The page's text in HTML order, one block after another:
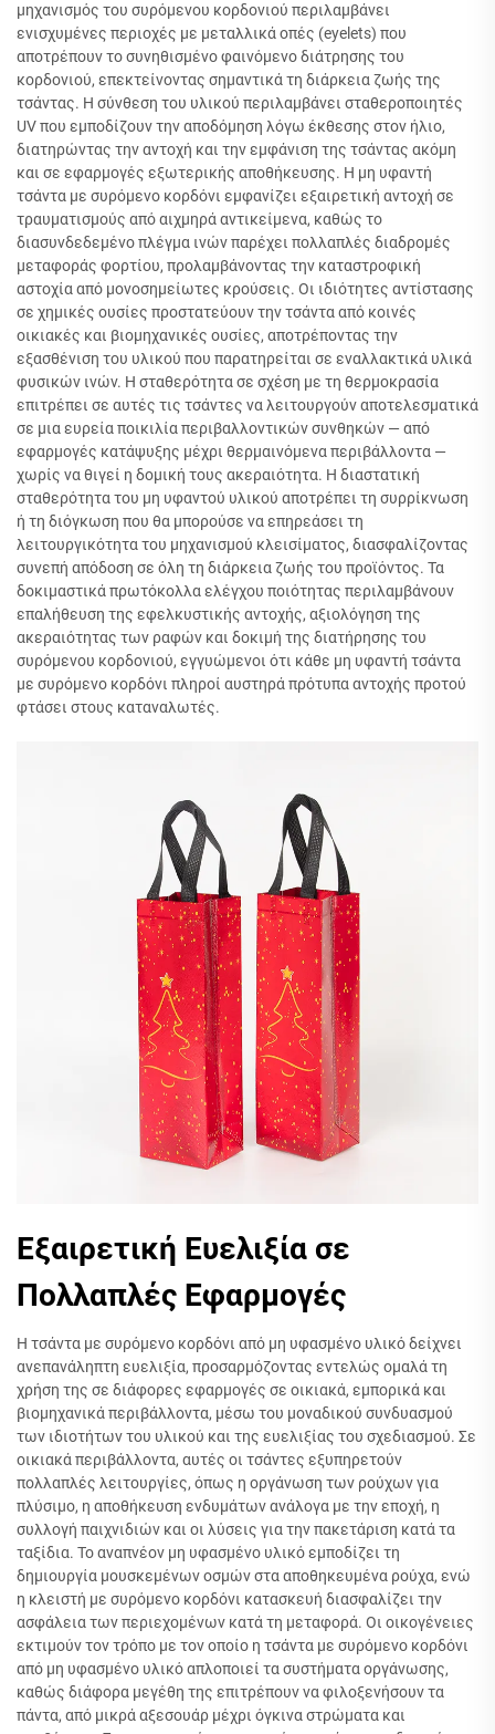
μηχανισμός του συρόμενου κορδονιού περιλαμβάνει
ενισχυμένες περιοχές με μεταλλικά οπές (eyelets) που
αποτρέπουν το συνηθισμένο φαινόμενο διάτρησης του
κορδονιού, επεκτείνοντας σημαντικά τη διάρκεια ζωής της
τσάντας. Η σύνθεση του υλικού περιλαμβάνει σταθεροποιητές
UV που εμποδίζουν την αποδόμηση λόγω έκθεσης στον ήλιο,
διατηρώντας την αντοχή και την εμφάνιση της τσάντας ακόμη
και σε εφαρμογές εξωτερικής αποθήκευσης. Η μη υφαντή
τσάντα με συρόμενο κορδόνι εμφανίζει εξαιρετική αντοχή σε
τραυματισμούς από αιχμηρά αντικείμενα, καθώς το
διασυνδεδεμένο πλέγμα ινών παρέχει πολλαπλές διαδρομές
μεταφοράς φορτίου, προλαμβάνοντας την καταστροφική
αστοχία από μονοσημείωτες κρούσεις. Οι ιδιότητες αντίστασης
σε χημικές ουσίες προστατεύουν την τσάντα από κοινές
οικιακές και βιομηχανικές ουσίες, αποτρέποντας την
εξασθένιση του υλικού που παρατηρείται σε εναλλακτικά υλικά
φυσικών ινών. Η σταθερότητα σε σχέση με τη θερμοκρασία
επιτρέπει σε αυτές τις τσάντες να λειτουργούν αποτελεσματικά
σε μια ευρεία ποικιλία περιβαλλοντικών συνθηκών — από
εφαρμογές κατάψυξης μέχρι θερμαινόμενα περιβάλλοντα —
χωρίς να θιγεί η δομική τους ακεραιότητα. Η διαστατική
σταθερότητα του μη υφαντού υλικού αποτρέπει τη συρρίκνωση
ή τη διόγκωση που θα μπορούσε να επηρεάσει τη
λειτουργικότητα του μηχανισμού κλεισίματος, διασφαλίζοντας
συνεπή απόδοση σε όλη τη διάρκεια ζωής του προϊόντος. Τα
δοκιμαστικά πρωτόκολλα ελέγχου ποιότητας περιλαμβάνουν
επαλήθευση της εφελκυστικής αντοχής, αξιολόγηση της
ακεραιότητας των ραφών και δοκιμή της διατήρησης του
συρόμενου κορδονιού, εγγυώμενοι ότι κάθε μη υφαντή τσάντα
με συρόμενο κορδόνι πληροί αυστηρά πρότυπα αντοχής προτού
φτάσει στους καταναλωτές.
Εξαιρετική Ευελιξία σε
Πολλαπλές Εφαρμογές
Η τσάντα με συρόμενο κορδόνι από μη υφασμένο υλικό δείχνει
ανεπανάληπτη ευελιξία, προσαρμόζοντας εντελώς ομαλά τη
χρήση της σε διάφορες εφαρμογές σε οικιακά, εμπορικά και
βιομηχανικά περιβάλλοντα, μέσω του μοναδικού συνδυασμού
των ιδιοτήτων του υλικού και της ευελιξίας του σχεδιασμού. Σε
οικιακά περιβάλλοντα, αυτές οι τσάντες εξυπηρετούν
πολλαπλές λειτουργίες, όπως η οργάνωση των ρούχων για
πλύσιμο, η αποθήκευση ενδυμάτων ανάλογα με την εποχή, η
συλλογή παιχνιδιών και οι λύσεις για την πακετάριση κατά τα
ταξίδια. Το αναπνέον μη υφασμένο υλικό εμποδίζει τη
δημιουργία μουσκεμένων οσμών στα αποθηκευμένα ρούχα, ενώ
η κλειστή με συρόμενο κορδόνι κατασκευή διασφαλίζει την
ασφάλεια των περιεχομένων κατά τη μεταφορά. Οι οικογένειες
εκτιμούν τον τρόπο με τον οποίο η τσάντα με συρόμενο κορδόνι
από μη υφασμένο υλικό απλοποιεί τα συστήματα οργάνωσης,
καθώς διάφορα μεγέθη της επιτρέπουν να φιλοξενήσουν τα
πάντα, από μικρά αξεσουάρ μέχρι όγκινα στρώματα και